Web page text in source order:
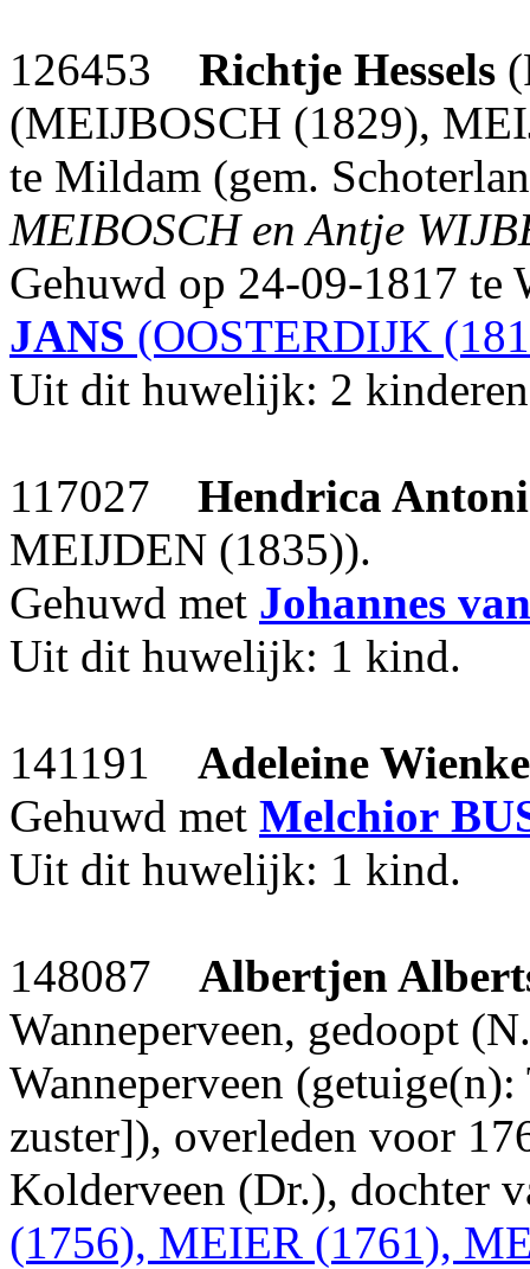
126453 Richtje Hessels
(MEIJBOSCH (1829),
te Mildam (gem.
MEIBOSCH en Antje
Gehuwd op 24-09-1817
JANS (OOSTERDIJK
Uit dit huwelijk: 2
117027 Hendrica
MEIJDEN (1835)).
Gehuwd met Johannes
Uit dit huwelijk: 1 kind.
141191 Adeleine
Gehuwd met Melchior
Uit dit huwelijk: 1 kind.
148087 Albertjen
Wanneperveen, gedoopt
Wanneperveen
zuster]), overleden voor
Kolderveen (Dr.), dochter
(1756), MEIER (1761),